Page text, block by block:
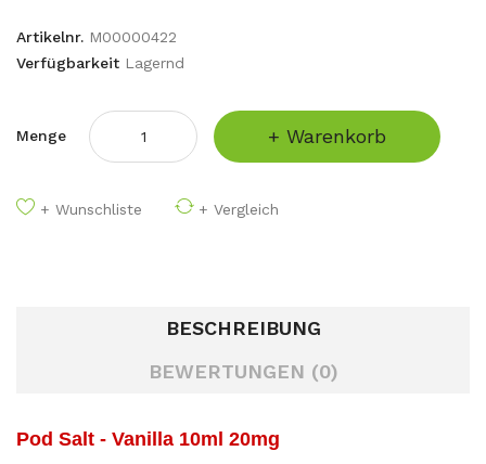
Artikelnr. M00000422
Verfügbarkeit Lagernd
Menge + Warenkorb
+ Wunschliste + Vergleich
BESCHREIBUNG
BEWERTUNGEN (0)
Pod Salt - Vanilla 10ml 20mg